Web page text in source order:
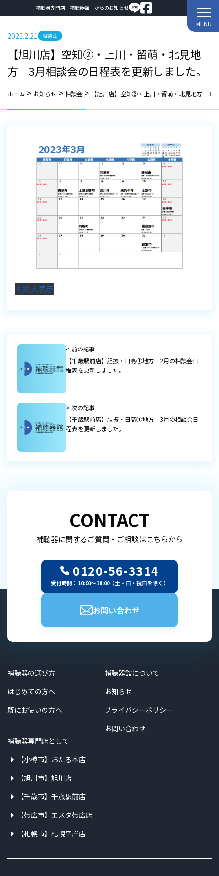
補聴器専門店「補聴器舘」からのお知らせ
MENU
2023.2.21 相談会
【旭川店】空知②・上川・留萌・北見地
方 3月相談会の日程表を更新しました。
ホーム > お知らせ > 相談会 > 【旭川店】空知②・上川・留萌・北見地方 3
＋拡大表示
< 前の記事
【千歳駅前店】胆振・日高①地方 2月の相談会日
程表を更新しました。
> 次の記事
【千歳駅前店】胆振・日高①地方 3月の相談会日
程表を更新しました。
CONTACT
補聴器に関するご質問・ご相談はこちらから
0120-56-3314
受付時間：10:00～18:00（土・日・祝日を除く）
お問い合わせ
補聴器の選び方
はじめての方へ
既にお使いの方へ
補聴器舘について
お知らせ
プライバシーポリシー
お問い合わせ
補聴器専門店として
【小樽市】おたる本店
【旭川市】旭川店
【千歳市】千歳駅前店
【帯広市】エスタ帯広店
【札幌市】札幌平岸店